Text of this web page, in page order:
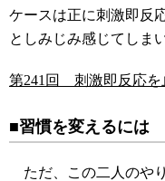
ケースは正に刺激即反
としみじみ感じてしま
第241回 刺激即反応を
■習慣を変えるには
ただ、この二人のや